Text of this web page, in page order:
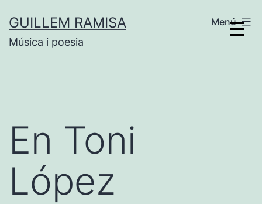
contingut
GUILLEM RAMISA
Música i poesia
Menú
En Toni
López